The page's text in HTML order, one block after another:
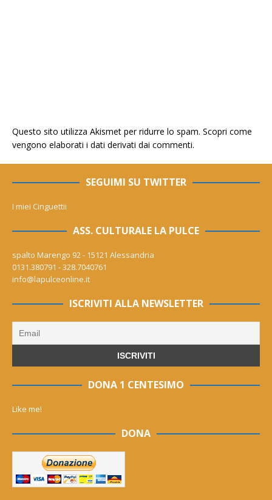
Questo sito utilizza Akismet per ridurre lo spam. Scopri come
vengono elaborati i dati derivati dai commenti.
SEGUIMI SU TWITTER
I miei Cinguettii
ASS. CULTURALE LA PULCE
spalto Marengo 92 - 15121 Alessandria
0131.380791 - 328.7040761
info@lapulceonline.it
ISCRIVITI ALLA NEWSLETTER
DONA 1 CENTESIMO
Like me!
DONA